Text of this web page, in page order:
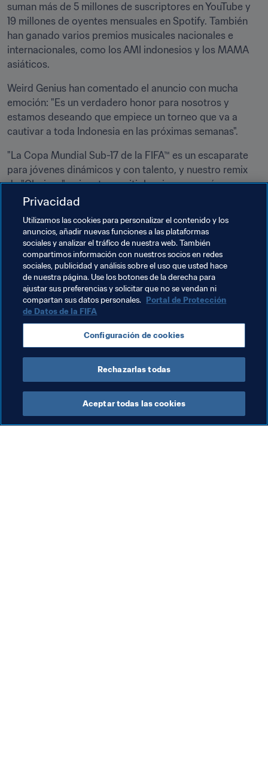
suman más de 5 millones de suscriptores en YouTube y
19 millones de oyentes mensuales en Spotify. También
han ganado varios premios musicales nacionales e
internacionales, como los AMI indonesios y los MAMA
asiáticos.
Weird Genius han comentado el anuncio con mucha
emoción: "Es un verdadero honor para nosotros y
estamos deseando que empiece un torneo que va a
cautivar a toda Indonesia en las próximas semanas".
"La Copa Mundial Sub-17 de la FIFA™ es un escaparate
para jóvenes dinámicos y con talento, y nuestro remix
de "Glorious" quiere transmitir la misma energía
desbordante. Esperamos que sirva para evocar esas
país mientras ven jugar a futbolistas que se convertirán
en leyendas"
El remix completo de "Glorious" se publicará el 3 de
noviembre.
Temas relacionados
Comercial Organización Indonesia AFC
Privacidad
Utilizamos las cookies para personalizar el contenido y los
anuncios, añadir nuevas funciones a las plataformas
sociales y analizar el tráfico de nuestra web. También
compartimos información con nuestros socios en redes
sociales, publicidad y análisis sobre el uso que usted hace
de nuestra página. Use los botones de la derecha para
ajustar sus preferencias y solicitar que no se vendan ni
compartan sus datos personales. Portal de Protección
de Datos de la FIFA
Configuración de cookies
Rechazarlas todas
Aceptar todas las cookies